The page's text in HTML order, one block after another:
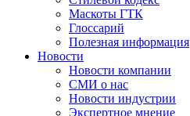
Маскоты ГТК
Глоссарий
Полезная информация
Новости
Новости компании
СМИ о нас
Новости индустрии
Экспертное мнение